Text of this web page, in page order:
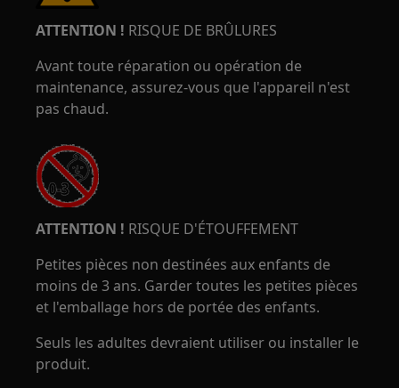
ATTENTION ! RISQUE DE BRÛLURES
Avant toute réparation ou opération de
maintenance, assurez-vous que l'appareil n'est
pas chaud.
ATTENTION ! RISQUE D'ÉTOUFFEMENT
Petites pièces non destinées aux enfants de
moins de 3 ans. Garder toutes les petites pièces
et l'emballage hors de portée des enfants.
Seuls les adultes devraient utiliser ou installer le
produit.